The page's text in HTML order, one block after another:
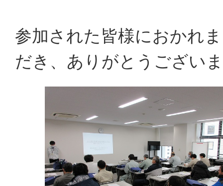
参加された皆様におかれ
だき、ありがとうござい